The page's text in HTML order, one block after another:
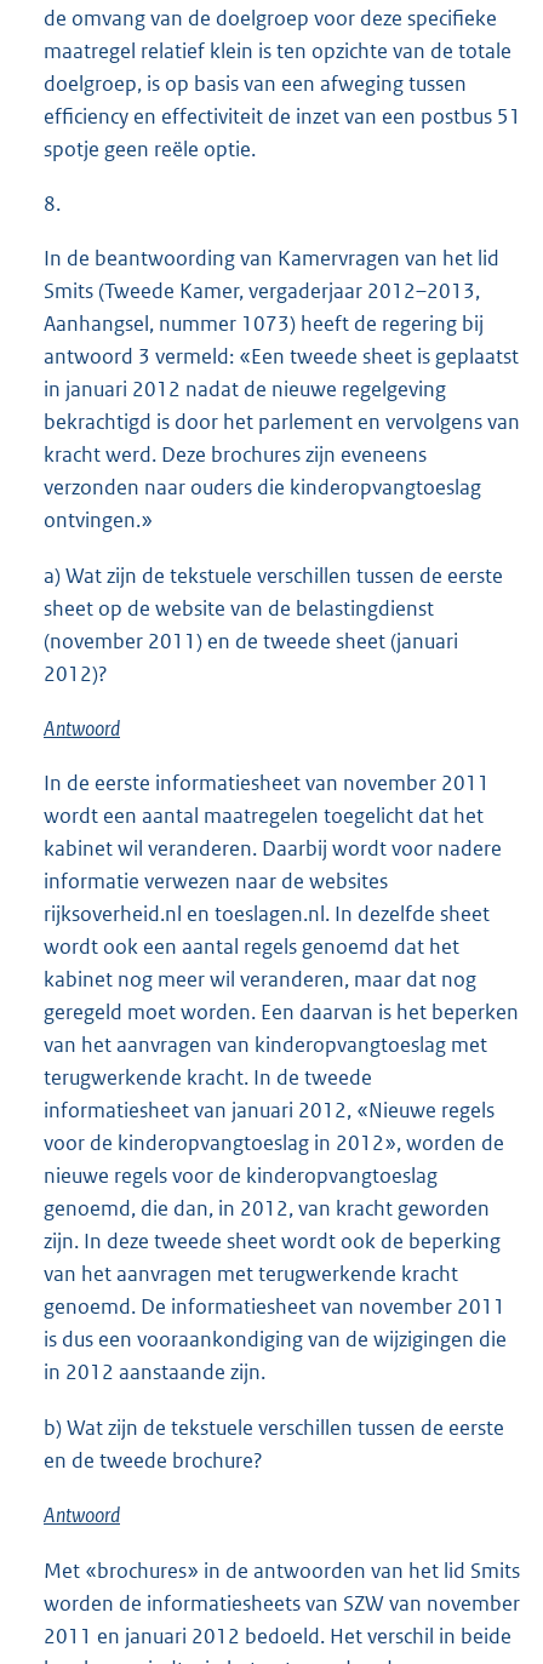
de omvang van de doelgroep voor deze specifieke
maatregel relatief klein is ten opzichte van de totale
doelgroep, is op basis van een afweging tussen
efficiency en effectiviteit de inzet van een postbus 51
spotje geen reële optie.
8.
In de beantwoording van Kamervragen van het lid
Smits (Tweede Kamer, vergaderjaar 2012–2013,
Aanhangsel, nummer 1073) heeft de regering bij
antwoord 3 vermeld: «Een tweede sheet is geplaatst
in januari 2012 nadat de nieuwe regelgeving
bekrachtigd is door het parlement en vervolgens van
kracht werd. Deze brochures zijn eveneens
verzonden naar ouders die kinderopvangtoeslag
ontvingen.»
a) Wat zijn de tekstuele verschillen tussen de eerste
sheet op de website van de belastingdienst
(november 2011) en de tweede sheet (januari
2012)?
Antwoord
In de eerste informatiesheet van november 2011
wordt een aantal maatregelen toegelicht dat het
kabinet wil veranderen. Daarbij wordt voor nadere
informatie verwezen naar de websites
rijksoverheid.nl en toeslagen.nl. In dezelfde sheet
wordt ook een aantal regels genoemd dat het
kabinet nog meer wil veranderen, maar dat nog
geregeld moet worden. Een daarvan is het beperken
van het aanvragen van kinderopvangtoeslag met
terugwerkende kracht. In de tweede
informatiesheet van januari 2012, «Nieuwe regels
voor de kinderopvangtoeslag in 2012», worden de
nieuwe regels voor de kinderopvangtoeslag
genoemd, die dan, in 2012, van kracht geworden
zijn. In deze tweede sheet wordt ook de beperking
van het aanvragen met terugwerkende kracht
genoemd. De informatiesheet van november 2011
is dus een vooraankondiging van de wijzigingen die
in 2012 aanstaande zijn.
b) Wat zijn de tekstuele verschillen tussen de eerste
en de tweede brochure?
Antwoord
Met «brochures» in de antwoorden van het lid Smits
worden de informatiesheets van SZW van november
2011 en januari 2012 bedoeld. Het verschil in beide